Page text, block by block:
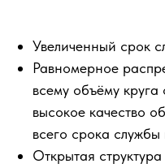
Увеличенный срок
Равномерное
всему объёму круга
высокое качество
всего срока службы
Открытая